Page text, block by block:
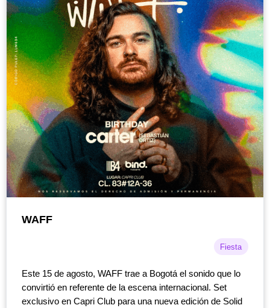
WAFF
Fiesta
Este 15 de agosto, WAFF trae a Bogotá el sonido que lo
convirtió en referente de la escena internacional. Set
exclusivo en Capri Club para una nueva edición de Solid